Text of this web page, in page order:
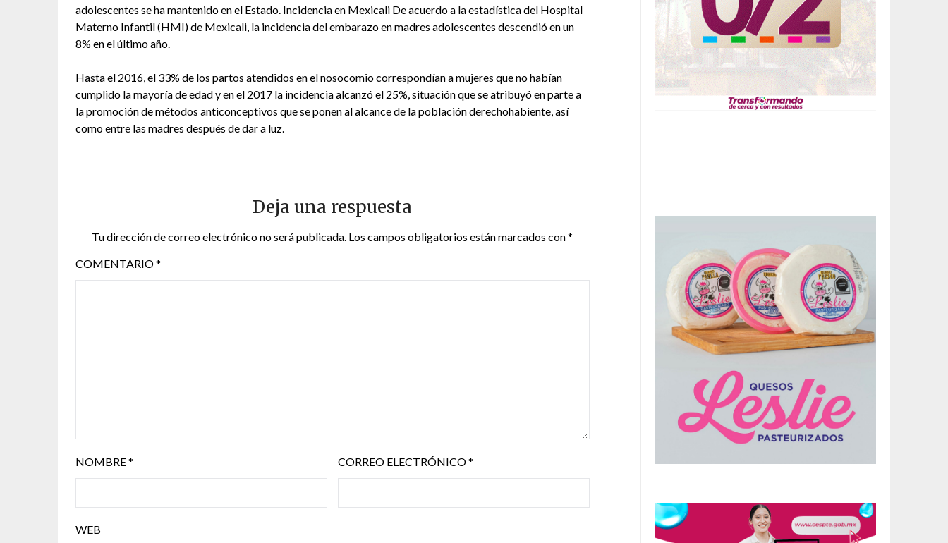
adolescentes se ha mantenido en el Estado. Incidencia en Mexicali De acuerdo a la estadística del Hospital
Materno Infantil (HMI) de Mexicali, la incidencia del embarazo en madres adolescentes descendió en un
8% en el último año.
Hasta el 2016, el 33% de los partos atendidos en el nosocomio correspondían a mujeres que no habían
cumplido la mayoría de edad y en el 2017 la incidencia alcanzó el 25%, situación que se atribuyó en parte a
la promoción de métodos anticonceptivos que se ponen al alcance de la población derechohabiente, así
como entre las madres después de dar a luz.
Deja una respuesta
Tu dirección de correo electrónico no será publicada. Los campos obligatorios están marcados con*
COMENTARIO*
NOMBRE* CORREO ELECTRÓNICO*
WEB